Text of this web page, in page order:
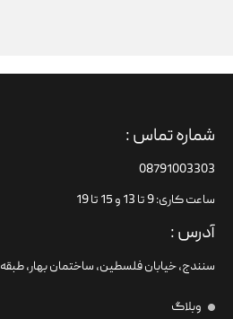
شماره تماس :
08791003303
ساعت کاری: 9 تا 13 و 15 تا 19
آدرس :
سنندج، خیابان فلسطین،‌ ساختمان بهار، طبقه2
وبلاگ